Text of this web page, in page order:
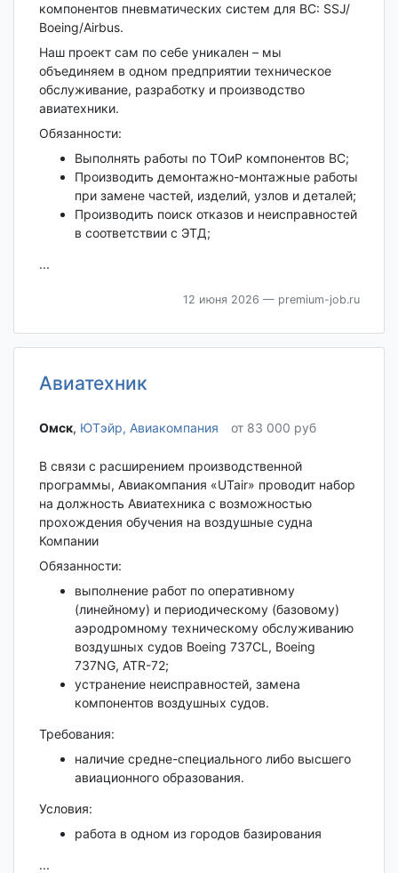
компонентов пневматических систем для ВС: SSJ/
Boeing/Airbus.
Наш проект сам по себе уникален – мы
объединяем в одном предприятии техническое
обслуживание, разработку и производство
авиатехники.
Обязанности:
Выполнять работы по ТОиР компонентов ВС;
Производить демонтажно-монтажные работы
при замене частей, изделий, узлов и деталей;
Производить поиск отказов и неисправностей
в соответствии с ЭТД;
...
12 июня 2026 — premium-job.ru
Авиатехник
Омск‎, ЮТэйр, Авиакомпания от 83 000 руб
В связи с расширением производственной
программы, Авиакомпания «UTair» проводит набор
на должность Авиатехника с возможностью
прохождения обучения на воздушные судна
Компании
Обязанности:
выполнение работ по оперативному
(линейному) и периодическому (базовому)
аэродромному техническому обслуживанию
воздушных судов Boeing 737CL, Boeing
737NG, ATR-72;
устранение неисправностей, замена
компонентов воздушных судов.
Требования:
наличие средне-специального либо высшего
авиационного образования.
Условия:
работа в одном из городов базирования
...